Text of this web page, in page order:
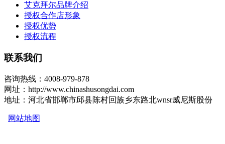
艾克拜尔品牌介绍
授权合作店形象
授权优势
授权流程
联系我们
咨询热线：4008-979-878
网址：http://www.chinashusongdai.com
地址：河北省邯郸市邱县陈村回族乡东路北wnsr威尼斯股份
网站地图